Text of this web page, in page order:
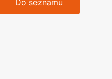
Do seznamu